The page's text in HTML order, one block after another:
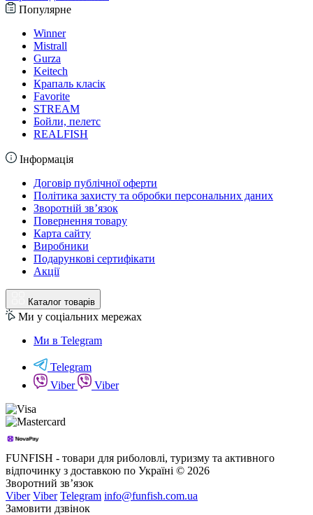
Популярне
Winner
Mistrall
Gurza
Keitech
Крапаль класік
Favorite
STREAM
Бойли, пелетс
REALFISH
Інформація
Договір публічної оферти
Політика захисту та обробки персональних даних
Зворотній зв’язок
Повернення товару
Карта сайту
Виробники
Подарункові сертифікати
Акції
Каталог товарів
Ми у соціальних мережах
Ми в Telegram
Telegram
Viber
Viber
FUNFISH - товари для риболовлі, туризму та активного
відпочинку з доставкою по Україні © 2026
Зворотний зв’язок
Viber Viber Telegram info@funfish.com.ua
Замовити дзвінок